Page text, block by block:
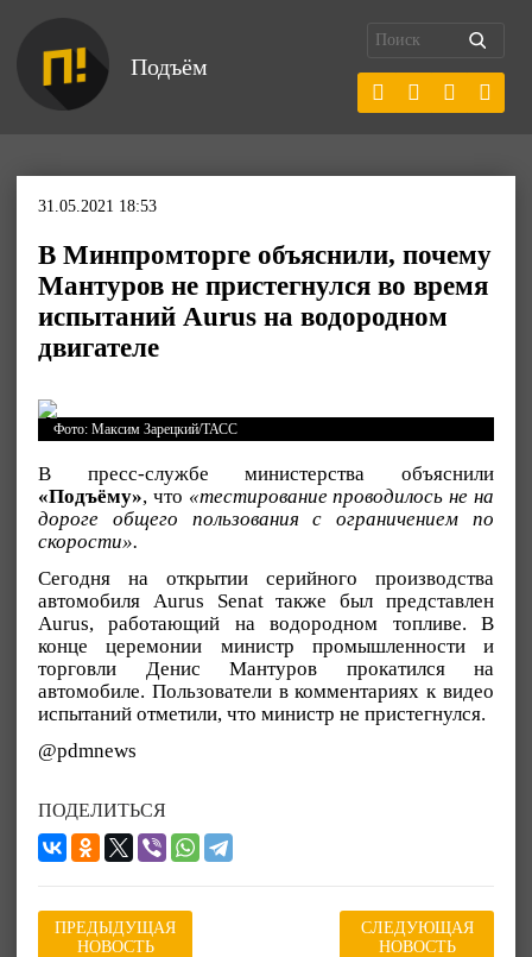
Подъём
31.05.2021 18:53
В Минпромторге объяснили, почему
Мантуров не пристегнулся во время
испытаний Aurus на водородном
двигателе
Фото: Максим Зарецкий/ТАСС
В пресс-службе министерства объяснили
«Подъёму», что «тестирование проводилось не на
дороге общего пользования с ограничением по
скорости».
Сегодня на открытии серийного производства
автомобиля Aurus Senat также был представлен
Aurus, работающий на водородном топливе. В
конце церемонии министр промышленности и
торговли Денис Мантуров прокатился на
автомобиле. Пользователи в комментариях к видео
испытаний отметили, что министр не пристегнулся.
@pdmnews
ПОДЕЛИТЬСЯ
ПРЕДЫДУЩАЯ
НОВОСТЬ
СЛЕДУЮЩАЯ
НОВОСТЬ